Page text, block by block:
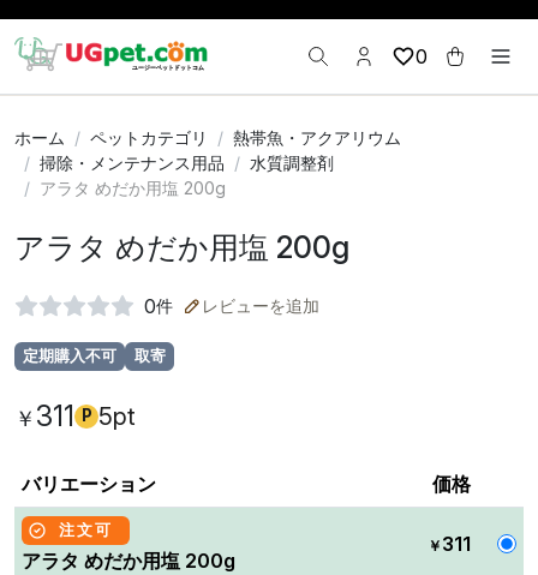
0
ホーム ペットカテゴリ
熱帯魚・アクアリウム
掃除・メンテナンス用品
水質調整剤
アラタ めだか用塩 200g
アラタ めだか用塩 200g
0件 レビューを追加
定期購入不可 取寄
￥ 311 P 5pt
バリエーション 価格
注文可
アラタ めだか用塩 200g
￥ 311